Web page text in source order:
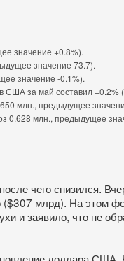
значение +0.8%).
значение 73.7).
значение -0.1%).
США за май составил
млн., предыдущее
0.628 млн., предыдущее
чего снизился.
млрд). На этом
и заявило, что не
доллара США.